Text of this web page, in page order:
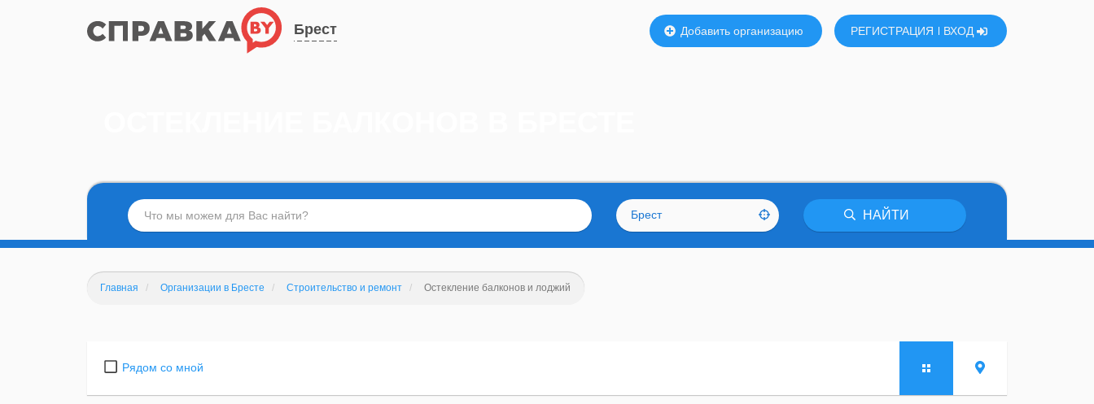
Брест Добавить организацию РЕГИСТРАЦИЯ ВХОД
Брест НАЙТИ
Главная Организации в Бресте Строительство и ремонт Остекление балконов и лоджий
Рядом со мной